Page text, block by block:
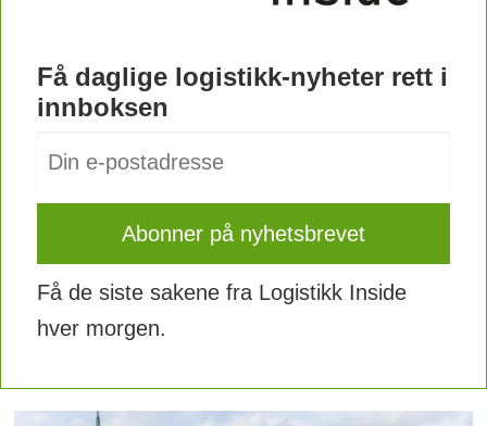
Få daglige logistikk-nyheter rett i
innboksen
Få de siste sakene fra Logistikk Inside
hver morgen.